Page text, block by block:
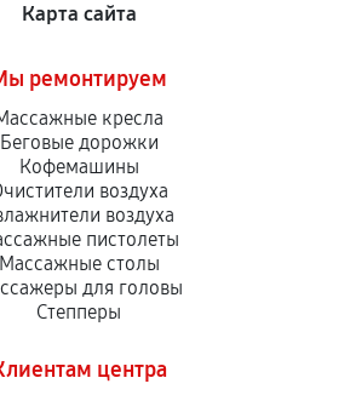
Карта сайта
ремонтируем
кресла
Беговые дорожки
Кофемашины
воздуха
воздуха
пистолеты
Массажные столы
для головы
Степперы
центра